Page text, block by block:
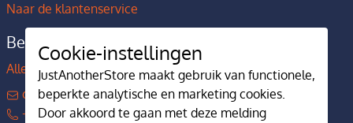
Naar de klantenservice
Bedrijfsgegevens
Alles over JustAnotherStore
contact@justanotherstore.nl
+31 73 644 7405
Cookie-instellingen
JustAnotherStore maakt gebruik van functionele,
beperkte analytische en marketing cookies.
Door akkoord te gaan met deze melding